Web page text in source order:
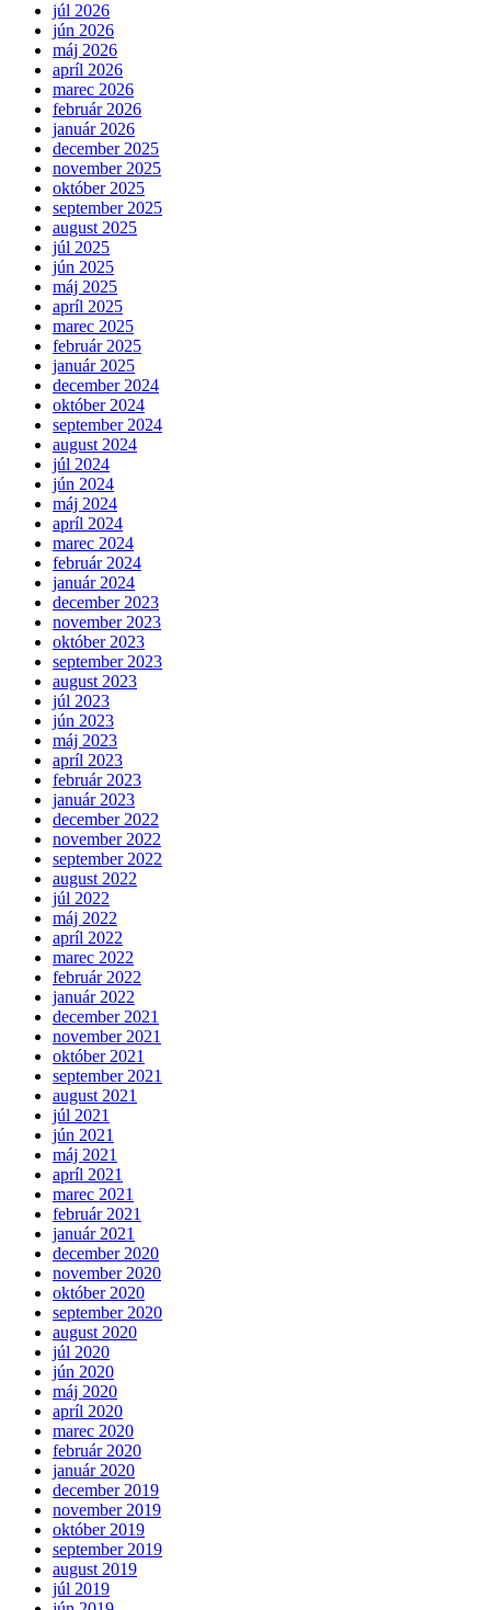
júl 2026
jún 2026
máj 2026
apríl 2026
marec 2026
február 2026
január 2026
december 2025
november 2025
október 2025
september 2025
august 2025
júl 2025
jún 2025
máj 2025
apríl 2025
marec 2025
február 2025
január 2025
december 2024
október 2024
september 2024
august 2024
júl 2024
jún 2024
máj 2024
apríl 2024
marec 2024
február 2024
január 2024
december 2023
november 2023
október 2023
september 2023
august 2023
júl 2023
jún 2023
máj 2023
apríl 2023
február 2023
január 2023
december 2022
november 2022
september 2022
august 2022
júl 2022
máj 2022
apríl 2022
marec 2022
február 2022
január 2022
december 2021
november 2021
október 2021
september 2021
august 2021
júl 2021
jún 2021
máj 2021
apríl 2021
marec 2021
február 2021
január 2021
december 2020
november 2020
október 2020
september 2020
august 2020
júl 2020
jún 2020
máj 2020
apríl 2020
marec 2020
február 2020
január 2020
december 2019
november 2019
október 2019
september 2019
august 2019
júl 2019